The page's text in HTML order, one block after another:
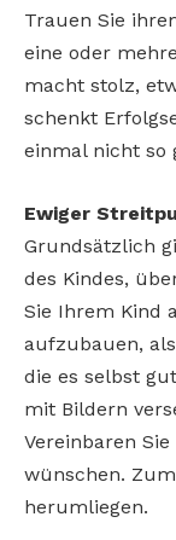
Trauen Sie
eine oder
macht stolz,
schenkt
einmal nicht so
Ewiger
Grundsätzlich
des Kindes,
Sie Ihrem Kind
aufzubauen,
die es selbst
mit Bildern
Vereinbaren
wünschen.
herumliegen.